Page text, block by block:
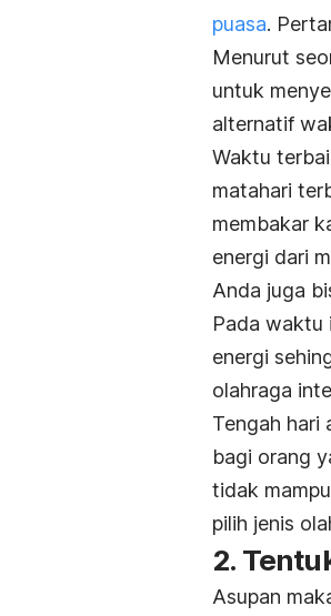
puasa.
Menurut
untuk
alternatif
Waktu
matahari
membakar
energi dari
Anda juga
Pada waktu
energi
olahraga
Tengah hari
bagi orang
tidak
pilih jenis
2.
Asupan